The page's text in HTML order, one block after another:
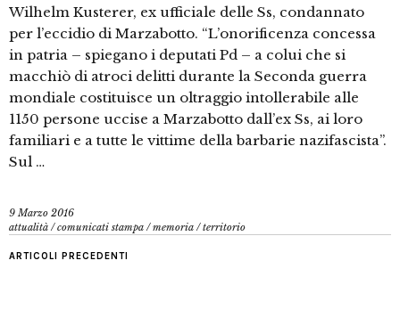
Wilhelm Kusterer, ex ufficiale delle Ss, condannato
per l’eccidio di Marzabotto. “L’onorificenza concessa
in patria – spiegano i deputati Pd – a colui che si
macchiò di atroci delitti durante la Seconda guerra
mondiale costituisce un oltraggio intollerabile alle
1150 persone uccise a Marzabotto dall’ex Ss, ai loro
familiari e a tutte le vittime della barbarie nazifascista”.
Sul …
9 Marzo 2016
attualità /comunicati stampa /memoria /territorio
ARTICOLI PRECEDENTI